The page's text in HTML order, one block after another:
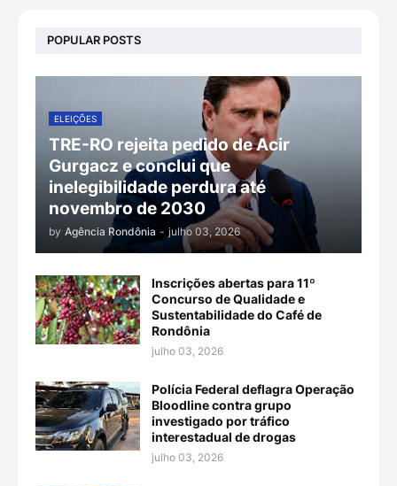
POPULAR POSTS
ELEIÇÕES
TRE-RO rejeita pedido de Acir
Gurgacz e conclui que
inelegibilidade perdura até
novembro de 2030
by Agência Rondônia - julho 03, 2026
Inscrições abertas para 11º
Concurso de Qualidade e
Sustentabilidade do Café de
Rondônia
julho 03, 2026
Polícia Federal deflagra Operação
Bloodline contra grupo
investigado por tráfico
interestadual de drogas
julho 03, 2026